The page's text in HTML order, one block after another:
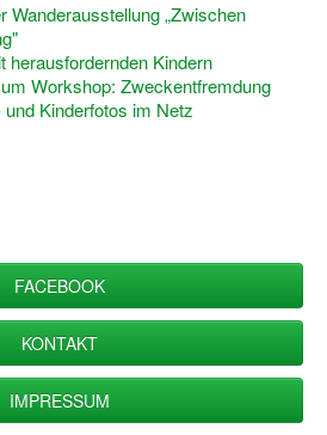
Wanderausstellung „Zwischen
herausfordernden Kindern
Workshop: Zweckentfremdung
Kinderfotos im Netz
FACEBOOK
KONTAKT
IMPRESSUM